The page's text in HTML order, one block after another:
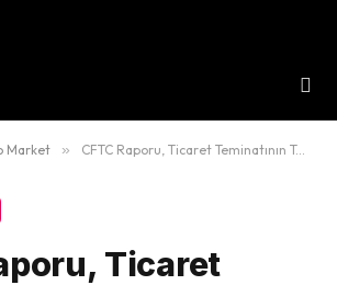
Market » CFTC Raporu, Ticaret Teminatının Tokenleştirilmesini Onaylıyor
Ticaret